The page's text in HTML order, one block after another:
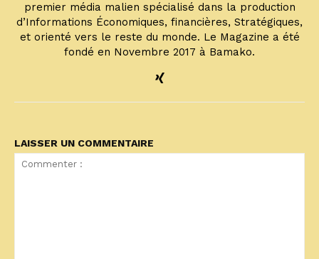
premier média malien spécialisé dans la production
d’Informations Économiques, financières, Stratégiques,
et orienté vers le reste du monde. Le Magazine a été
fondé en Novembre 2017 à Bamako.
LAISSER UN COMMENTAIRE